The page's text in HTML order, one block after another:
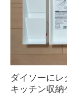
ダイソーに
キッチン収